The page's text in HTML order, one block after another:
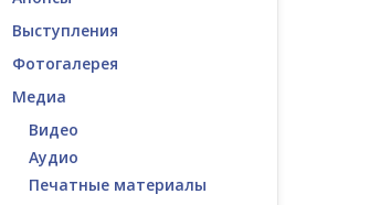
Выступления
Фотогалерея
Медиа
Видео
Аудио
Печатные материалы